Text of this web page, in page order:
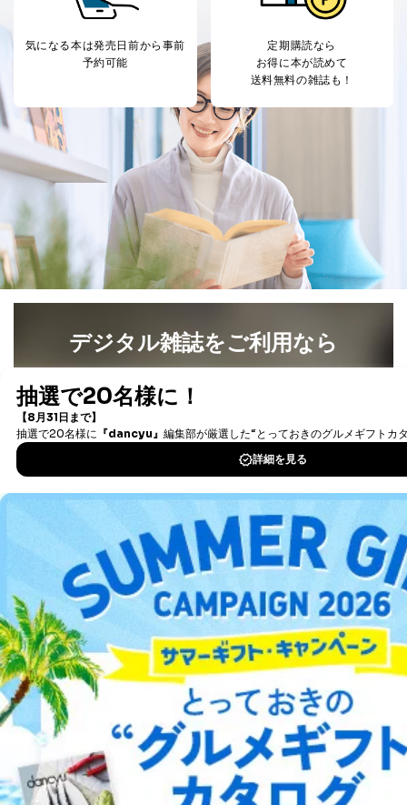
気になる本は発売日前から事前
予約可能
定期購読なら
お得に本が読めて
送料無料の雑誌も！
デジタル雑誌をご利用なら
書籍）が無料で読み放題！
DOWNLOAD FOR IOS
DOWNLOAD FOR ANDROID
ご利用方法はこちら
総合案内
アフィリエイト 採用情報
プレスリリース お問い合わせ
利用規約プライバシーポリシー 特定商取引法に基づく表示
出版社の皆様へ
投資家の皆様へサイトマップ